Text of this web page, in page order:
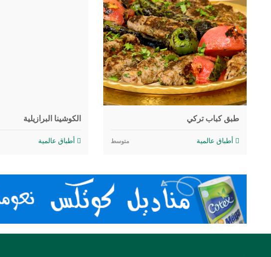
طبق كباب تركي
أطباق عالمية متوسط
الكوشينا البرازيلية
أطباق عالمية